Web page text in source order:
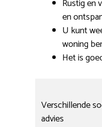
Rustig en
en
U kunt
woning
Het is
Verschillende
advies